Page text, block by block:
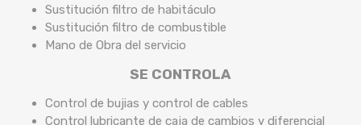
Sustitución filtro de habitáculo
Sustitución filtro de combustible
Mano de Obra del servicio
SE CONTROLA
Control de bujias y control de cables
Control lubricante de caja de cambios y diferencial